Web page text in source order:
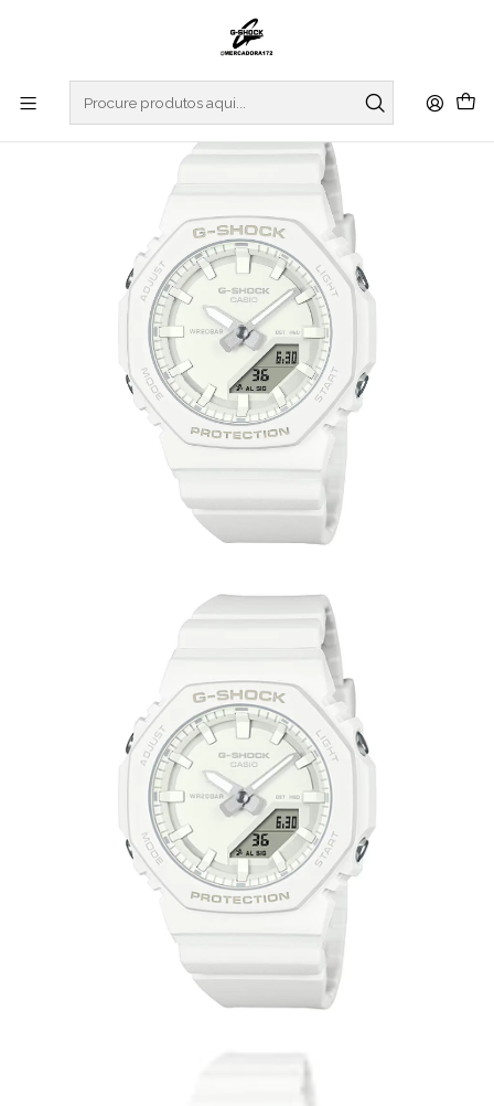
G-SHOCK
Tone-On-Tone S Series GMA-P2100-7AER